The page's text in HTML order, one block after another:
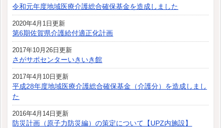
令和元年度地域医療介護総合確保基金を造成しました
2020年4月1日更新
第6期佐賀県介護給付適正化計画
2017年10月26日更新
さがサポセンターいきいき館
2017年4月10日更新
平成28年度地域医療介護総合確保基金（介護分）を造成しまし
た
2016年4月14日更新
防災計画（原子力防災編）の策定について【UPZ内施設】